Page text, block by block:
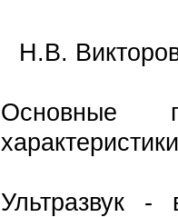
Н.В.
Основные
Ультразвук -